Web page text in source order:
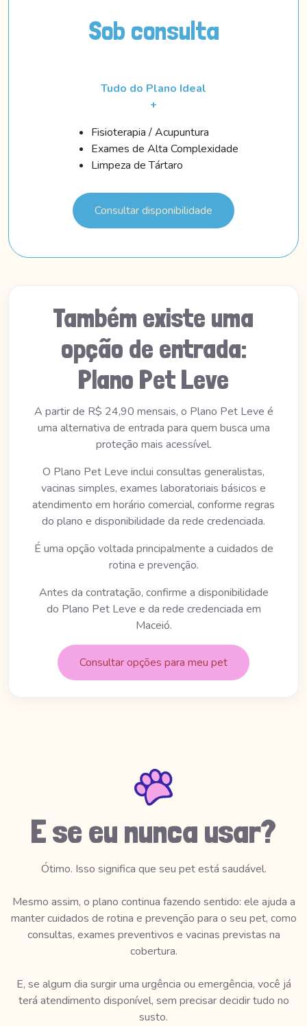
Sob consulta
Tudo do Plano Ideal
+
Fisioterapia / Acupuntura
Exames de Alta Complexidade
Limpeza de Tártaro
Consultar disponibilidade
Também existe uma
opção de entrada:
Plano Pet Leve
A partir de R$ 24,90 mensais, o Plano Pet Leve é
uma alternativa de entrada para quem busca uma
proteção mais acessível.
O Plano Pet Leve inclui consultas generalistas,
vacinas simples, exames laboratoriais básicos e
atendimento em horário comercial, conforme regras
do plano e disponibilidade da rede credenciada.
É uma opção voltada principalmente a cuidados de
rotina e prevenção.
Antes da contratação, confirme a disponibilidade
do Plano Pet Leve e da rede credenciada em
Maceió.
Consultar opções para meu pet
E se eu nunca usar?
Ótimo. Isso significa que seu pet está saudável.
Mesmo assim, o plano continua fazendo sentido: ele ajuda a
manter cuidados de rotina e prevenção para o seu pet, como
consultas, exames preventivos e vacinas previstas na
cobertura.
E, se algum dia surgir uma urgência ou emergência, você já
terá atendimento disponível, sem precisar decidir tudo no
susto.